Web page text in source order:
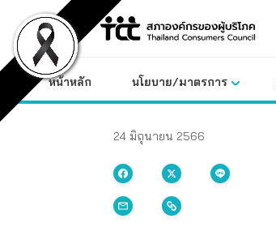
content
หน้าหลัก นโยบาย/มาตรการ
24 มิถุนายน 2566